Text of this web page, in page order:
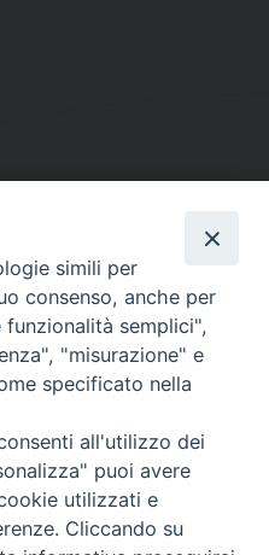
DI ALBANO
- Fax.: 06.9323844
Ore: 9:00 - 13:00
Ore 9:30 - 12:30
simili per
consenso, anche per
semplici",
"misurazione" e
specificato nella
all'utilizzo dei
puoi avere
utilizzati e
Cliccando su